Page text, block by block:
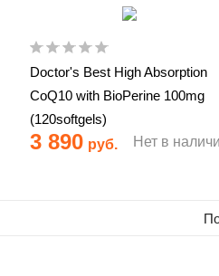
Doctor's Best High Absorption
CoQ10 with BioPerine 100mg
(120softgels)
3 890 руб. Нет в